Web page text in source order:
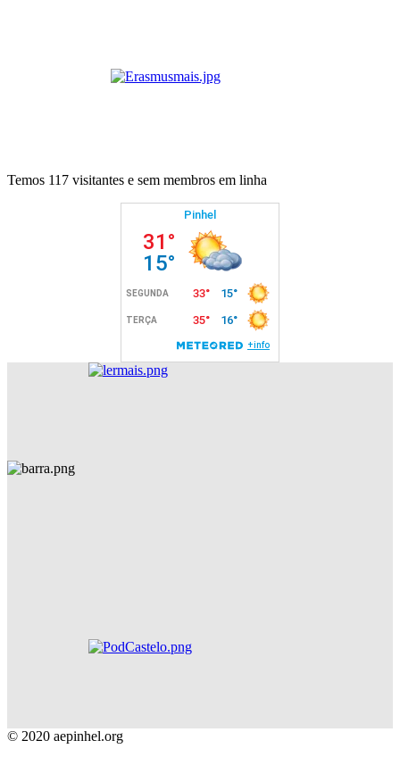
Temos 117 visitantes e sem membros em linha
© 2020 aepinhel.org